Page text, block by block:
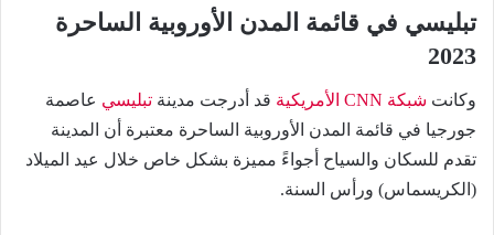
تبليسي في قائمة المدن الأوروبية الساحرة
2023
وكانت شبكة CNN الأمريكية قد أدرجت مدينة تبليسي عاصمة
جورجيا في قائمة المدن الأوروبية الساحرة معتبرة أن المدينة
تقدم للسكان والسياح أجواءً مميزة بشكل خاص خلال عيد الميلاد
(الكريسماس) ورأس السنة.